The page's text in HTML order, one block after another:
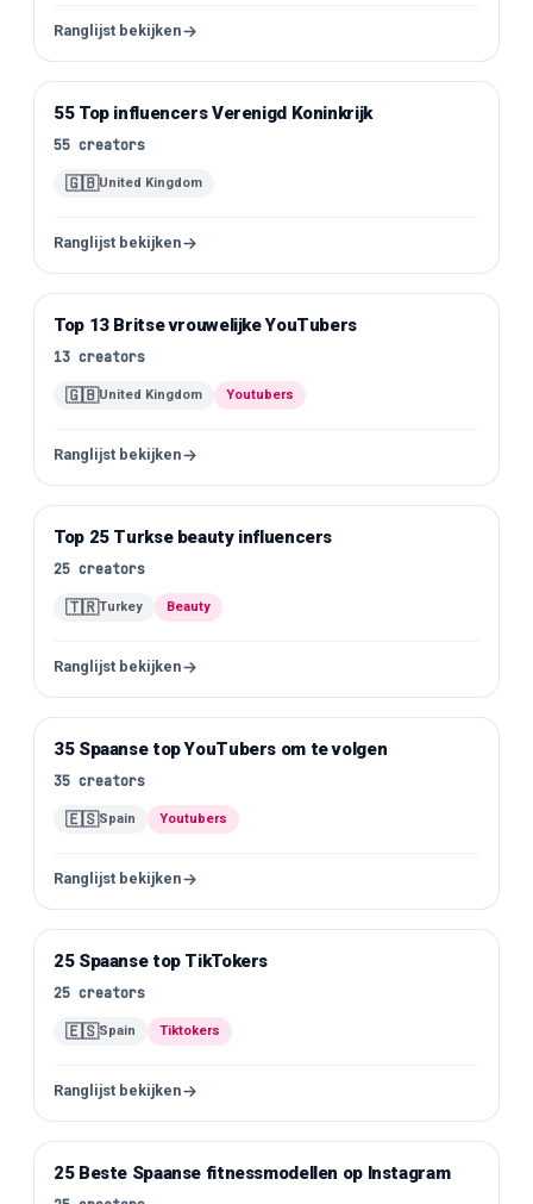
Ranglijst bekijken
YouTube
55 Top influencers Verenigd Koninkrijk
55 creators
🇬🇧United Kingdom
Ranglijst bekijken
YouTube
Top 13 Britse vrouwelijke YouTubers
13 creators
🇬🇧United Kingdom Youtubers
Ranglijst bekijken
Instagram
Top 25 Turkse beauty influencers
25 creators
🇹🇷Turkey Beauty
Ranglijst bekijken
YouTube
35 Spaanse top YouTubers om te volgen
35 creators
🇪🇸Spain Youtubers
Ranglijst bekijken
TikTok
25 Spaanse top TikTokers
25 creators
🇪🇸Spain Tiktokers
Ranglijst bekijken
Instagram
25 Beste Spaanse fitnessmodellen op Instagram